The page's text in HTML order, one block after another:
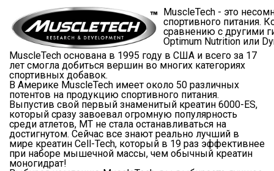
MuscleTech - это
спортивного питания.
сравнению с другими
Optimum Nutrition или
MuscleTech основана в 1995 году в США и всего за 17
лет смогла добиться вершин во многих категориях
спортивных добавок.
В Америке MuscleTech имеет около 50 различных
потентов на продукцию спортивного питания.
Выпустив свой первый знаменитый креатин 6000-ES,
который сразу завоевал огромную популярность
среди атлетов, MT не стала останавливаться на
достигнутом. Сейчас все знают реально лучший в
мире креатин Cell-Tech, который в 19 раз эффективнее
при наборе мышечной массы, чем обычный креатин
моногидрат!